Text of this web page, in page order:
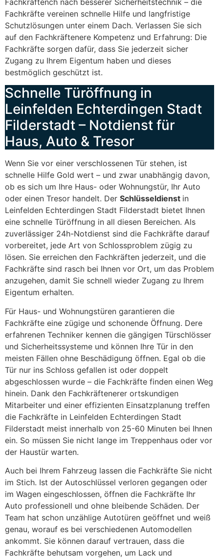
Fachkräfte vereinen schnelle Hilfe und langfristige
Schutzlösungen unter einem Dach. Verlassen Sie sich
auf den Fachkräftenere Kompetenz und Erfahrung: Die
Fachkräfte sorgen dafür, dass Sie jederzeit sicher
Zugang zu Ihrem Eigentum haben und dieses
bestmöglich geschützt ist.
Schnelle Türöffnung in
Leinfelden Echterdingen Stadt
Filderstadt – Notdienst für
Haus, Auto & Tresor
Wenn Sie vor einer verschlossenen Tür stehen, ist
schnelle Hilfe Gold wert – und zwar unabhängig davon,
ob es sich um Ihre Haus- oder Wohnungstür, Ihr Auto
oder einen Tresor handelt. Der Schlüsseldienst in
Leinfelden Echterdingen Stadt Filderstadt bietet Ihnen
eine schnelle Türöffnung in all diesen Bereichen. Als
zuverlässiger 24h-Notdienst sind die Fachkräfte darauf
vorbereitet, jede Art von Schlossproblem zügig zu
lösen. Sie erreichen den Fachkräften jederzeit, und die
Fachkräfte sind rasch bei Ihnen vor Ort, um das Problem
anzugehen, damit Sie schnell wieder Zugang zu Ihrem
Eigentum erhalten.
Für Haus- und Wohnungstüren garantieren die
Fachkräfte eine zügige und schonende Öffnung. Dere
erfahrenen Techniker kennen die gängigen Türschlösser
und Sicherheitssysteme und können Ihre Tür in den
meisten Fällen ohne Beschädigung öffnen. Egal ob die
Tür nur ins Schloss gefallen ist oder doppelt
abgeschlossen wurde – die Fachkräfte finden einen Weg
hinein. Dank den Fachkräftenerer ortskundigen
Mitarbeiter und einer effizienten Einsatzplanung treffen
die Fachkräfte in Leinfelden Echterdingen Stadt
Filderstadt meist innerhalb von 25-60 Minuten bei Ihnen
ein. So müssen Sie nicht lange im Treppenhaus oder vor
der Haustür warten.
Auch bei Ihrem Fahrzeug lassen die Fachkräfte Sie nicht
im Stich. Ist der Autoschlüssel verloren gegangen oder
im Wagen eingeschlossen, öffnen die Fachkräfte Ihr
Auto professionell und ohne bleibende Schäden. Der
Team hat schon unzählige Autotüren geöffnet und weiß
genau, worauf es bei verschiedenen Automodellen
ankommt. Sie können darauf vertrauen, dass die
Fachkräfte behutsam vorgehen, um Lack und